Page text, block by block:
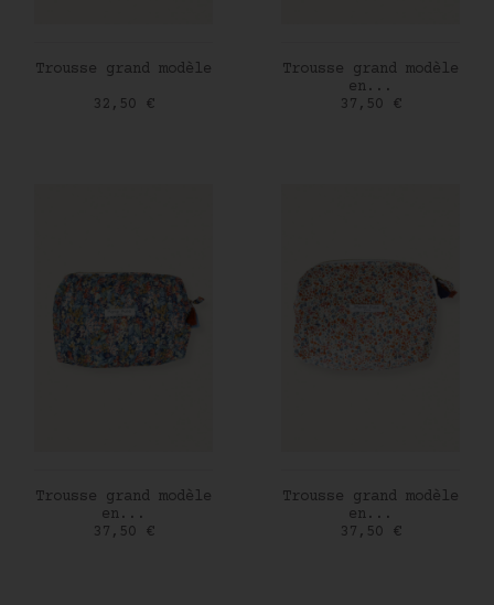
AJOUTER AU PANIER
Trousse grand modèle
Prix
32,50 €
AJOUTER AU PANIER
Trousse grand modèle
en...
Prix
37,50 €
AJOUTER AU PANIER
Trousse grand modèle
en...
Prix
37,50 €
AJOUTER AU PANIER
Trousse grand modèle
en...
Prix
37,50 €